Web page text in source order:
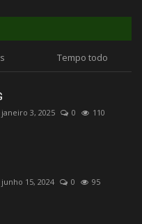
Tempo todo
janeiro 3, 2025 0 110
junho 15, 2024 0 95